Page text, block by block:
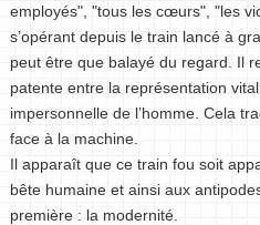
employés", "tous les cœurs", "les
s’opérant depuis le train lancé à
peut être que balayé du regard. Il
patente entre la représentation
impersonnelle de l’homme. Cela
face à la machine.
Il apparaît que ce train fou soit
bête humaine et ainsi aux
première : la modernité.